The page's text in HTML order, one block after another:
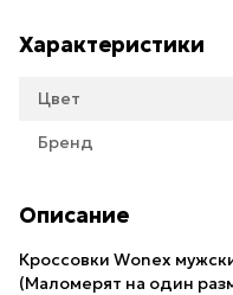
Характеристики
Цвет
Бренд
Описание
Кроссовки Wonex
(Маломерят на один